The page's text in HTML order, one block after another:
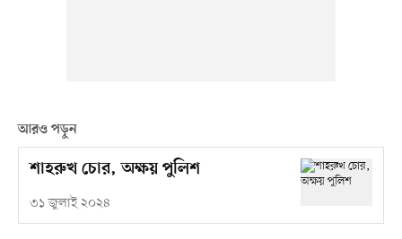
আরও পড়ুন
শাহরুখ চোর, অক্ষয় পুলিশ
৩১ জুলাই ২০২৪